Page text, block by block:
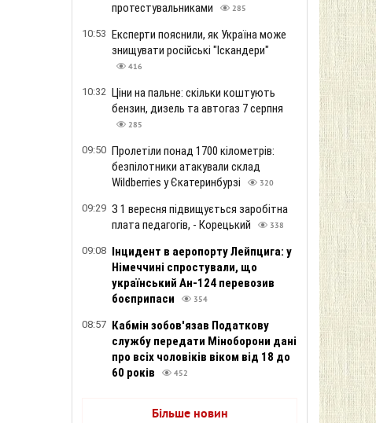
протестувальниками
285
10:53 Експерти пояснили, як Україна може
знищувати російські "Іскандери"
416
10:32 Ціни на пальне: скільки коштують
бензин, дизель та автогаз 7 серпня
285
09:50 Пролетіли понад 1700 кілометрів:
безпілотники атакували склад
Wildberries у Єкатеринбурзі
320
09:29 З 1 вересня підвищується заробітна
плата педагогів, - Корецький
338
09:08 Інцидент в аеропорту Лейпцига: у
Німеччині спростували, що
український Ан-124 перевозив
боєприпаси
354
08:57 Кабмін зобов'язав Податкову
службу передати Міноборони дані
про всіх чоловіків віком від 18 до
60 років
452
Більше новин